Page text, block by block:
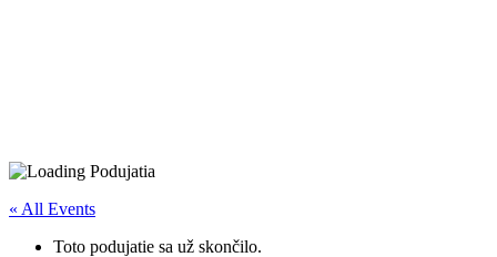
« All Events
Toto podujatie sa už skončilo.